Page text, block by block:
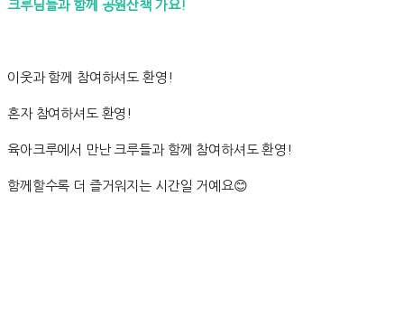
크루님들과 함께 공원산책 가요!
이웃과 함께 참여하셔도 환영!
혼자 참여하셔도 환영!
육아크루에서 만난 크루들과 함께 참여하셔도 환영!
함께할수록 더 즐거워지는 시간일 거예요😊